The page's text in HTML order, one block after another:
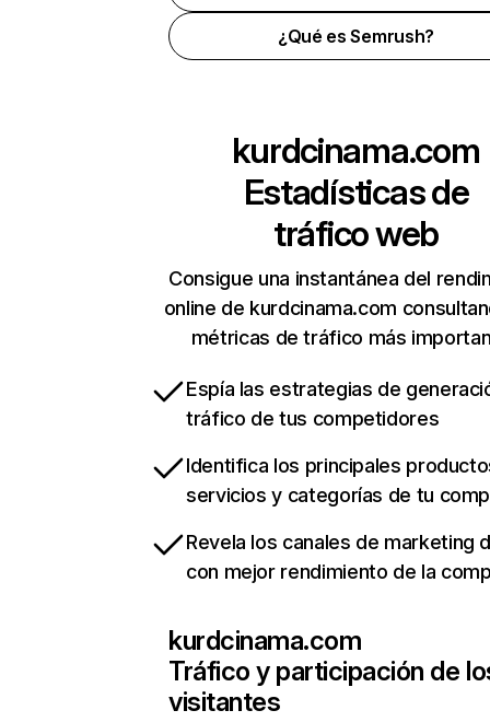
¿Qué es Semrush?
kurdcinama.com
Estadísticas de
tráfico web
Consigue una instantánea del
online de kurdcinama.com
métricas de tráfico más
Espía las estrategias de
tráfico de tus competidores
Identifica los principales
servicios y categorías de tu
Revela los canales de marketing
con mejor rendimiento de la
kurdcinama.com
Tráfico y participación de
visitantes